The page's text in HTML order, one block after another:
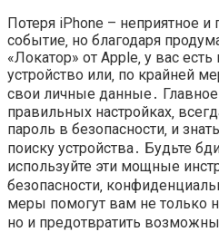
Потеря iPhone – неприятное и
событие‚ но благодаря
«Локатор» от Apple‚ у вас
устройство или‚ по крайней
свои личные данные․ Главное
правильных настройках‚
пароль в безопасности‚ и
поиску устройства․ Будьте
используйте эти мощные
безопасности‚
меры помогут вам не только
но и предотвратить